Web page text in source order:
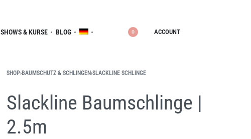
SHOWS & KURSE BLOG 0 ACCOUNT
SHOP›BAUMSCHUTZ & SCHLINGEN›SLACKLINE SCHLINGE
Slackline Baumschlinge |
2.5m